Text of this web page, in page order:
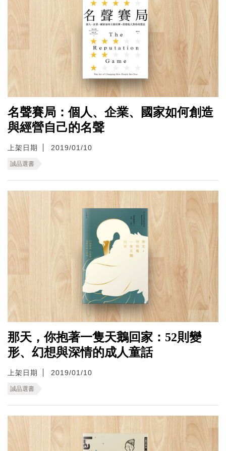
名聲賽局：個人、企業、國家如何創造
與經營自己的名聲
上架日期 2019/01/10
誠品選書
那天，你抱著一隻天鵝回家：52則變
形、幻想與深情的成人童話
上架日期 2019/01/10
誠品選書